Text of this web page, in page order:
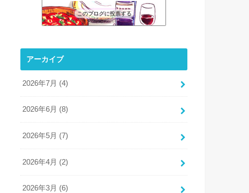
このブログに投票する
アーカイブ
2026年7月 (4)
2026年6月 (8)
2026年5月 (7)
2026年4月 (2)
2026年3月 (6)